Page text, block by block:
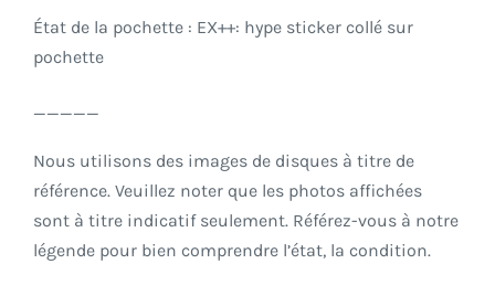
État de la pochette : EX++: hype sticker collé sur
pochette
_____
Nous utilisons des images de disques à titre de
référence. Veuillez noter que les photos affichées
sont à titre indicatif seulement. Référez-vous à notre
légende pour bien comprendre l’état, la condition.